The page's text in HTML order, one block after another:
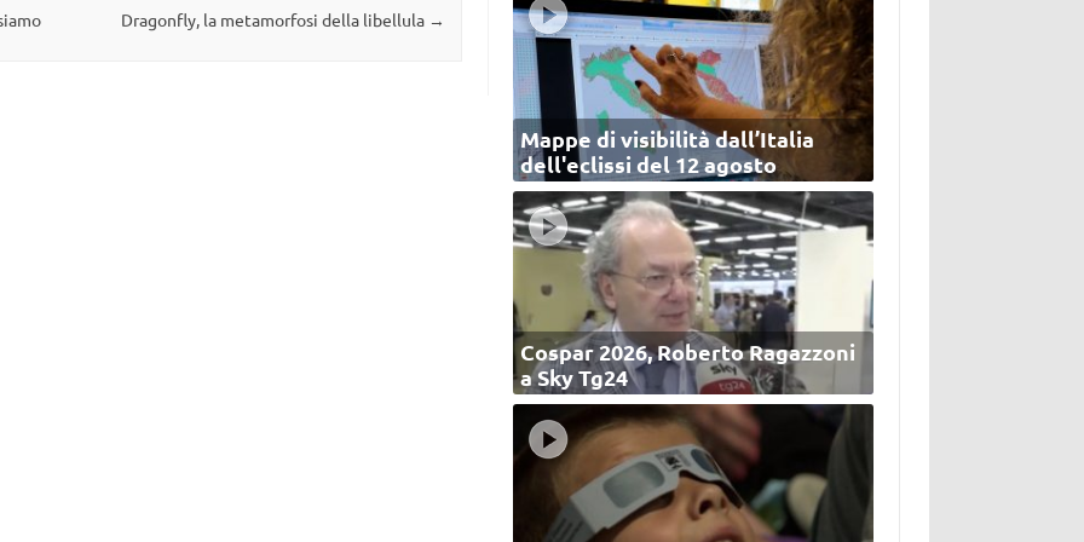
Dragonfly, la metamorfosi della libellula →
Mappe di visibilità dall’Italia
dell'eclissi del 12 agosto
Cospar 2026, Roberto Ragazzoni
a Sky Tg24